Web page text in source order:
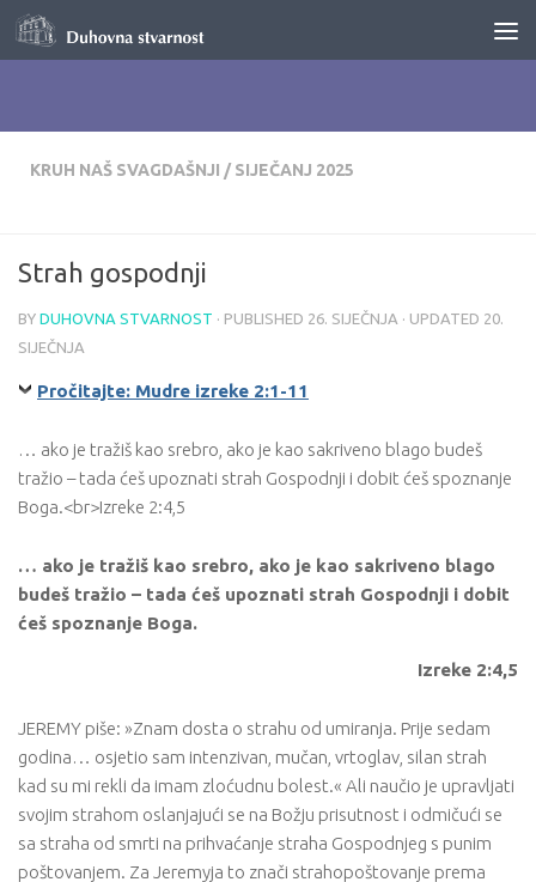
Skip to content
KRUH NAŠ SVAGDAŠNJI / SIJEČANJ 2025
Strah gospodnji
BY DUHOVNA STVARNOST · PUBLISHED 26. SIJEČNJA · UPDATED 20.
SIJEČNJA
Pročitajte: Mudre izreke 2:1-11
… ako je tražiš kao srebro, ako je kao sakriveno blago budeš
tražio – tada ćeš upoznati strah Gospodnji i dobit ćeš spoznanje
Boga.<br>Izreke 2:4,5
… ako je tražiš kao srebro, ako je kao sakriveno blago
budeš tražio – tada ćeš upoznati strah Gospodnji i dobit
ćeš spoznanje Boga.
Izreke 2:4,5
JEREMY piše: »Znam dosta o strahu od umiranja. Prije sedam
godina… osjetio sam intenzivan, mučan, vrtoglav, silan strah
kad su mi rekli da imam zloćudnu bolest.« Ali naučio je upravljati
svojim strahom oslanjajući se na Božju prisutnost i odmičući se
sa straha od smrti na prihvaćanje straha Gospodnjeg s punim
poštovanjem. Za Jeremyja to znači strahopoštovanje prema